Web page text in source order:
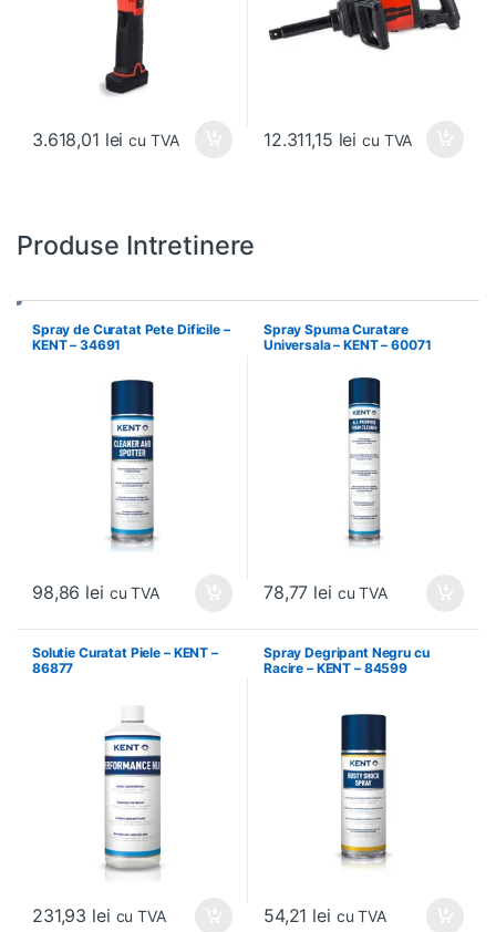
3.618,01 lei cu TVA 12.311,15 lei cu TVA
Produse Intretinere
Spray de Curatat Pete Dificile –
KENT – 34691
98,86 lei cu TVA
Spray Spuma Curatare
Universala – KENT – 60071
78,77 lei cu TVA
Solutie Curatat Piele – KENT –
86877
231,93 lei cu TVA
Spray Degripant Negru cu
Racire – KENT – 84599
54,21 lei cu TVA